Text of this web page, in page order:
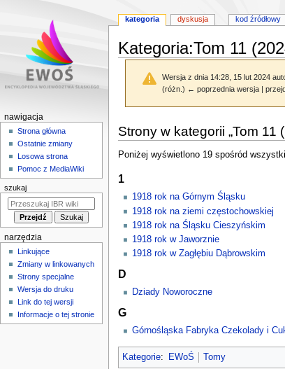
Kategoria:Tom 11
Wersja z dnia 14:28, 15 lut 2024
(różn.) ← poprzednia wersja |
do
nawigacji
do
wyszukiwania
Strony w kategorii „Tom 11
Poniżej wyświetlono 19 spośród
1
1918 rok na Górnym Śląsku
1918 rok na ziemi częstochowskiej
1918 rok na Śląsku Cieszyńskim
1918 rok w Jaworznie
1918 rok w Zagłębiu Dąbrowskim
D
Dziady Noworoczne
G
Górnośląska Fabryka Czekolady i
Kategorie: EWoŚ Tomy
M
n
a
w
i
g
kategoria dyskusja kod źródłowy
nawigacja
Strona główna
Ostatnie zmiany
Losowa strona
Pomoc z MediaWiki
szukaj
narzędzia
Linkujące
Zmiany w linkowanych
Strony specjalne
Wersja do druku
Link do tej wersji
Informacje o tej stronie